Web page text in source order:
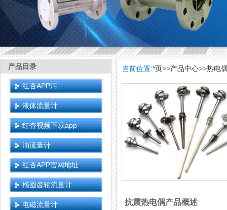
产品目录
红杏APP污
液体流量计
红杏视频下载app
油流量计
红杏APP官网地址
椭圆齿轮流量计
电磁流量计
当前位置:*页>>产品中心>>热电
抗震热电偶产品概述